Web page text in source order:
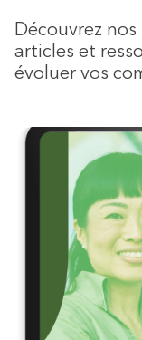
Découvrez
articles et
évoluer vos